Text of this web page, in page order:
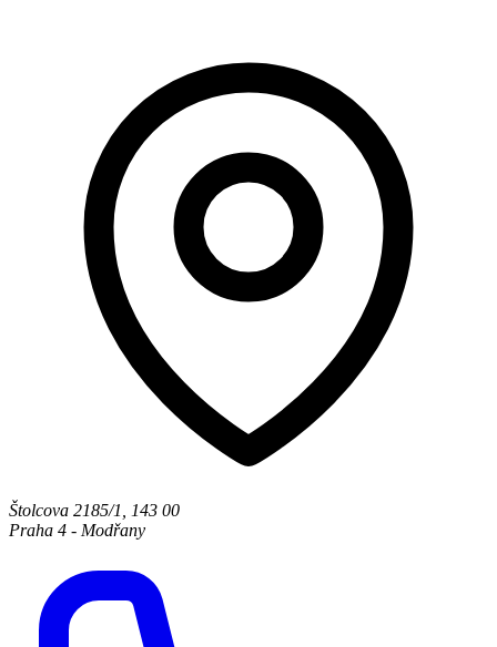
Štolcova 2185/1
143 00
Praha 4 - Modřany